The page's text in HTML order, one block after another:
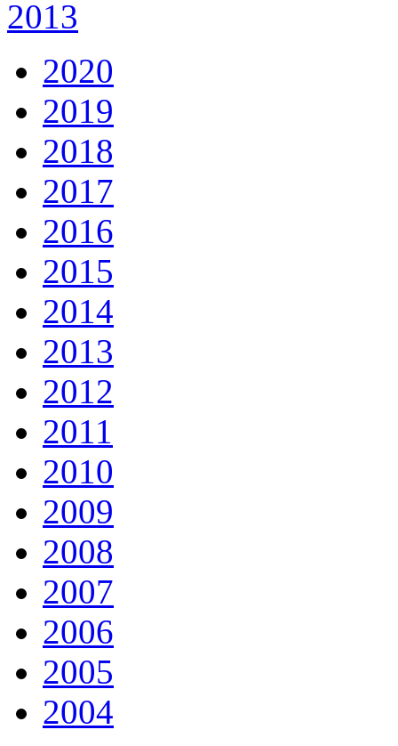
2013
2020
2019
2018
2017
2016
2015
2014
2013
2012
2011
2010
2009
2008
2007
2006
2005
2004